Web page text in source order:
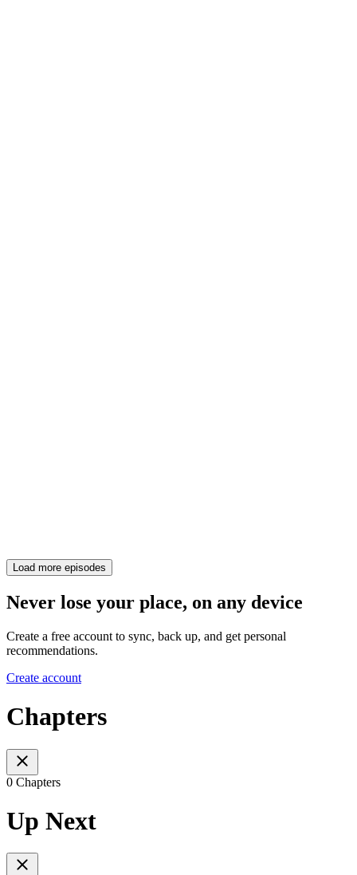
Load more episodes
Never lose your place, on any device
Create a free account to sync, back up, and get personal
recommendations.
Create account
Chapters
0 Chapters
Up Next